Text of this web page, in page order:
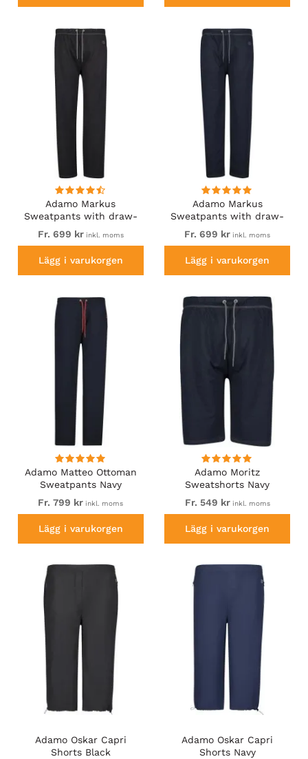
Adamo Markus
Sweatpants with draw-
cord Black
Fr. 699 krinkl. moms
Lägg i varukorgen
Adamo Markus
Sweatpants with draw-
cord Navy
Fr. 699 kr inkl. moms
Lägg i varukorgen
Adamo Matteo Ottoman
Sweatpants Navy
Fr. 799 kr inkl. moms
Lägg i varukorgen
Adamo Moritz
Sweatshorts Navy
Fr. 549 krinkl. moms
Lägg i varukorgen
Adamo Oskar Capri
Shorts Black
Adamo Oskar Capri
Shorts Navy